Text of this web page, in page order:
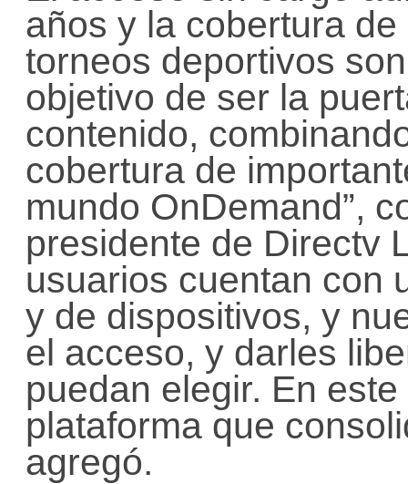
años y la cobertura
torneos deportivos
objetivo de ser la
contenido,
cobertura de
mundo OnDemand”,
presidente de Directv
usuarios cuentan con
y de dispositivos, y
el acceso, y darles
puedan elegir. En
plataforma que
agregó.